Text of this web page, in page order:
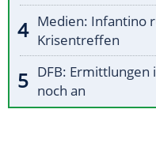
Medien: Infantino
Krisentreffen
DFB: Ermittlungen
noch an